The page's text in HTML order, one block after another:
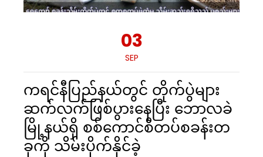
03
SEP
ကရင်နီပြည်နယ်တွင် တိုက်ပွဲများ
ဆက်လက်ဖြစ်ပွားနေပြီး ဘောလခဲ
မြို့နယ်ရှိ စစ်ကောင်စီတပ်စခန်းတ
ခုကို သိမ်းပိုက်နိုင်ခဲ့